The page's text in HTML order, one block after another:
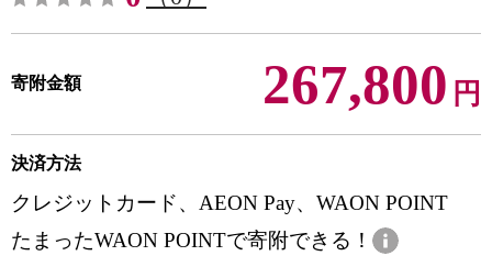
寄附金額 267,800 円
決済方法
クレジットカード、AEON Pay、WAON POINT
たまったWAON POINTで寄附できる！